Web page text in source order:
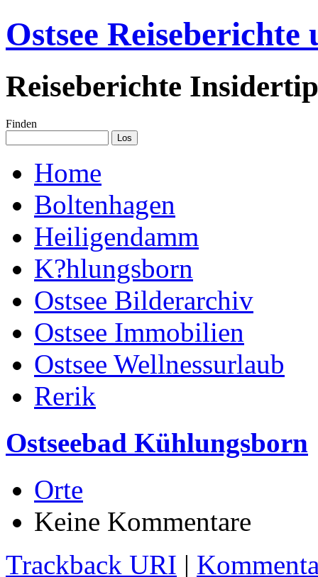
Ostsee
Reiseberichte
Finden
Home
Boltenhagen
Heiligendamm
K?hlungsborn
Ostsee Bilderarchiv
Ostsee Immobilien
Ostsee Wellnessurlaub
Rerik
Ostseebad Kühlungsborn
Orte
Keine Kommentare
Trackback URI |